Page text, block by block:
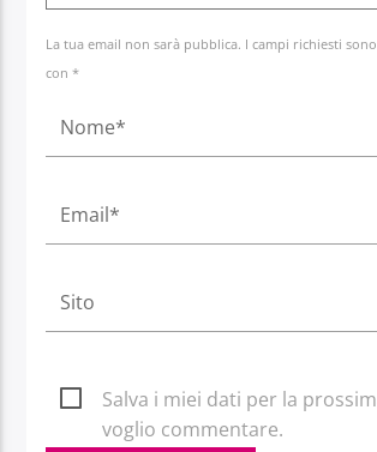
La tua email non sarà pubblica. I campi richiesti
con *
Salva i miei dati per la
voglio commentare.